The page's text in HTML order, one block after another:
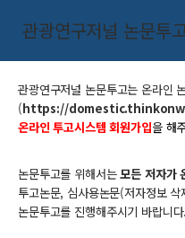
관광연구저널 논문투
관광연구저널 논문투고는 온라인
(https://
온라인 투고시스템 회원가입을 해
논문투고를 위해서는모든 저자가
투고논문, 심사용논문(저자정보
논문투고를 진행해주시기 바랍니다.